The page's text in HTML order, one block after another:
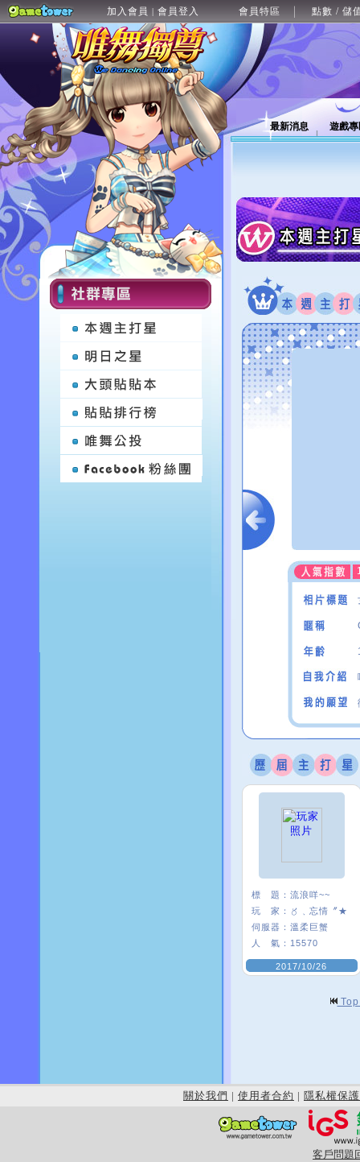
加入會員 | 會員登入 會員特區 點數 / 儲
最新消息 遊戲
標 題： 流浪咩~~
玩 家：
〥﹑忘情〞★
伺服器： 溫柔巨蟹
人 氣： 15570
2017/10/26
關於我們 | 使用者合約 | 隱私權保護
客戶問題